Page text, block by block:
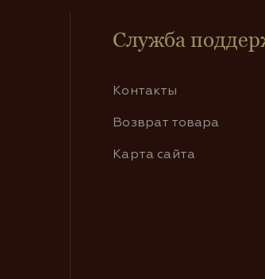
Служба
Контакты
Возврат товара
Карта сайта